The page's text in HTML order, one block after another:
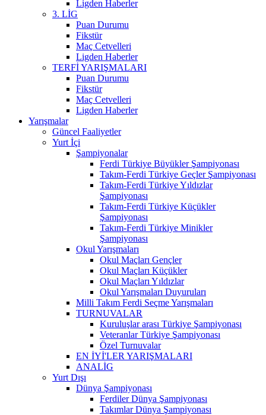
Ligden Haberler
3. LİG
Puan Durumu
Fikstür
Maç Cetvelleri
Ligden Haberler
TERFİ YARIŞMALARI
Puan Durumu
Fikstür
Maç Cetvelleri
Ligden Haberler
Yarışmalar
Güncel Faaliyetler
Yurt İçi
Şampiyonalar
Ferdi Türkiye Büyükler Şampiyonası
Takım-Ferdi Türkiye Geçler Şampiyonası
Takım-Ferdi Türkiye Yıldızlar
Şampiyonası
Takım-Ferdi Türkiye Küçükler
Şampiyonası
Takım-Ferdi Türkiye Minikler
Şampiyonası
Okul Yarışmaları
Okul Maçları Gençler
Okul Maçları Küçükler
Okul Maçları Yıldızlar
Okul Yarışmaları Duyuruları
Milli Takım Ferdi Seçme Yarışmaları
TURNUVALAR
Kuruluşlar arası Türkiye Şampiyonası
Veteranlar Türkiye Şampiyonası
Özel Turnuvalar
EN İYİ'LER YARIŞMALARI
ANALİG
Yurt Dışı
Dünya Şampiyonası
Ferdiler Dünya Şampiyonası
Takımlar Dünya Şampiyonası